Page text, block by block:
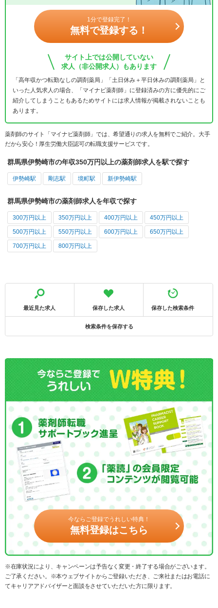
1分で登録完了！
無料で登録する！
サイト上では公開していない
求人（非公開求人）もあります
「高年収かつ転勤なしの調剤薬局」「土日休み＋平日休みの調剤薬局」と
いった人気求人の場合、「マイナビ薬剤師」に登録済みの方に優先的にご
紹介してしまうこともあるためサイトには求人情報が掲載されないことも
あります。
薬剤師のサイト「マイナビ薬剤師」では、希望通りの求人を無料でご紹介。大手
だから安心！厚生労働大臣認可の転職支援サービスです。
群馬県伊勢崎市の年収350万円以上の薬剤師求人を駅で探す
伊勢崎駅 剛志駅 境町駅 新伊勢崎駅
群馬県伊勢崎市の薬剤師求人を年収で探す
300万円以上 350万円以上 400万円以上 450万円以上
500万円以上 550万円以上 600万円以上 650万円以上
700万円以上 800万円以上
最近見た求人 保存した求人 保存した検索条件
検索条件を保存する
今ならご登録でうれしい特典！
無料登録はこちら
※在庫状況により、キャンペーンは予告なく変更・終了する場合がございます。
ご了承ください。※本ウェブサイトからご登録いただき、ご来社またはお電話に
てキャリアアドバイザーと面談をさせていただいた方に限ります。